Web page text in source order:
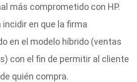
más comprometido con HP.
incidir en que la firma
en el modelo híbrido (ventas
con el fin de permitir al cliente
quién compra.